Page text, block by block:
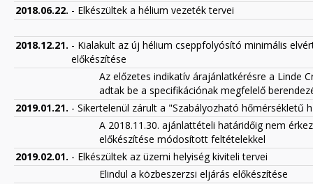
2018.06.22. - Elkészültek a hélium vezeték tervei
2018.12.21. - Kialakult az új hélium cseppfolyósító minimális
előkészítése
Az előzetes indikatív árajánlatkérésre a Linde
adtak be a specifikációnak megfelelő
2019.01.21. - Sikertelenül zárult a "Szabályozható hőmérsékletű
A 2018.11.30. ajánlattételi határidőig nem
előkészítése módosított feltételekkel
2019.02.01. - Elkészültek az üzemi helyiség kiviteli tervei
Elindul a közbeszerzsi eljárás előkészítése